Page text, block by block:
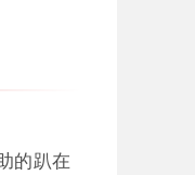
的趴在